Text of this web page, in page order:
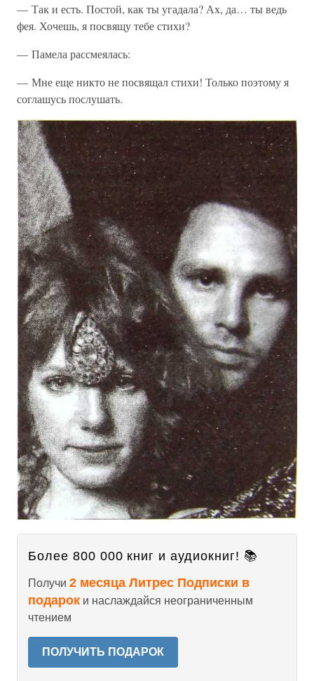
— Так и есть. Постой, как ты угадала? Ах, да… ты ведь
фея. Хочешь, я посвящу тебе стихи?
— Памела рассмеялась:
— Мне еще никто не посвящал стихи! Только поэтому я
соглашусь послушать.
Более 800 000 книг и аудиокниг! 📚
Получи 2 месяца Литрес Подписки в
подарок и наслаждайся неограниченным
чтением
ПОЛУЧИТЬ ПОДАРОК